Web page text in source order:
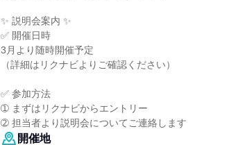
✨ 説明会案内 ✨
✅ 開催日時
3月より随時開催予定
（詳細はリクナビよりご確認ください）
✅ 参加方法
➀ まずはリクナビからエントリー
➁ 担当者より説明会についてご連絡します
開催地